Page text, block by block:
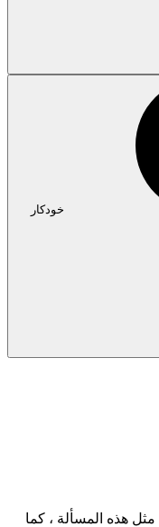
هذه المسألة ، كما